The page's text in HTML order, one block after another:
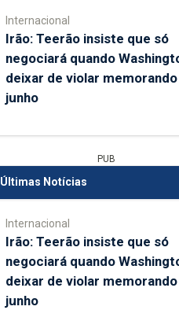
Internacional
Irão: Teerão insiste que só
negociará quando
deixar de violar
junho
PUB
Últimas Notícias
Internacional
Irão: Teerão insiste que só
negociará quando
deixar de violar
junho